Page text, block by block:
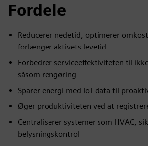
Fordele
Reducerer nedetid, optimerer
forlænger aktivets levetid
Forbedrer serviceeffektiviteten til
såsom rengøring
Sparer energi med IoT-data til
Øger produktiviteten ved at
Centraliserer systemer som HVAC,
belysningskontrol